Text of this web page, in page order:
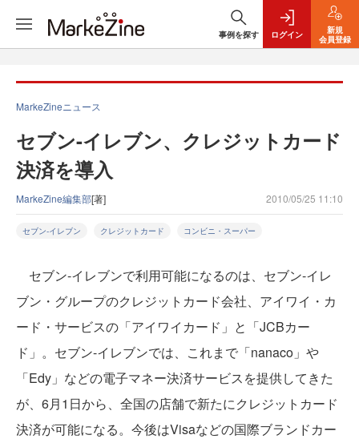
事例を探す ログイン
新規
会員登録
MarkeZineニュース
セブン-イレブン、クレジットカード
決済を導入
MarkeZine編集部[著] 2010/05/25 11:10
セブン-イレブン クレジットカード コンビニ・スーパー
セブン-イレブンで利用可能になるのは、セブン-イレ
ブン・グループのクレジットカード会社、アイワイ・カ
ード・サービスの「アイワイカード」と「JCBカー
ド」。セブン-イレブンでは、これまで「nanaco」や
「Edy」などの電子マネー決済サービスを提供してきた
が、6月1日から、全国の店舗で新たにクレジットカード
決済が可能になる。今後はVisaなどの国際ブランドカー